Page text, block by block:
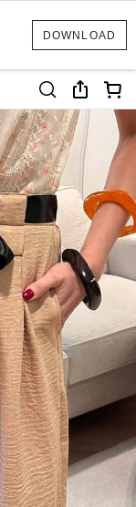
DOWNLOAD